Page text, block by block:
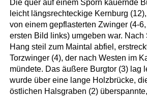
Die quer auf einem Sporn kauernde
leicht längsrechteckige Kernburg
von einem gepflasterten Zwinger (4-
ersten Bild links) umgeben war. Nach
Hang steil zum Maintal abfiel,
Torzwinger (4), der nach Westen im
mündete. Das äußere Burgtor (3) lag
wurde über eine lange Holzbrücke,
östlichen Halsgraben (2)